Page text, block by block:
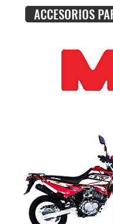
ACCESORIOS